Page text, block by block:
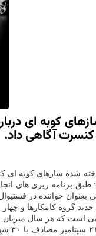
كوبه ای
كنسرت آگاهی داد.
شده سازهای كوبه ای
برنامه ریزی های
بعنوان خواننده در
جدید گروه كامكارها و
است كه هر سال